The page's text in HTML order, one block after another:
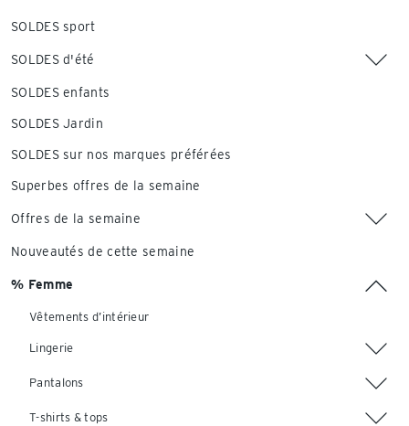
SOLDES sport
SOLDES d'été
SOLDES enfants
SOLDES Jardin
SOLDES sur nos marques préférées
Superbes offres de la semaine
Offres de la semaine
Nouveautés de cette semaine
% Femme
Vêtements d’intérieur
Lingerie
Pantalons
T-shirts & tops